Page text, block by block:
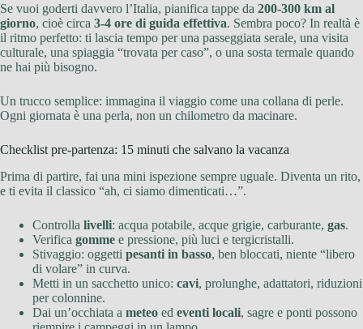
Se vuoi goderti davvero l’Italia, pianifica tappe da 200-300 km al
giorno, cioè circa 3-4 ore di guida effettiva. Sembra poco? In realtà è
il ritmo perfetto: ti lascia tempo per una passeggiata serale, una visita
culturale, una spiaggia “trovata per caso”, o una sosta termale quando
ne hai più bisogno.
Un trucco semplice: immagina il viaggio come una collana di perle.
Ogni giornata è una perla, non un chilometro da macinare.
Checklist pre-partenza: 15 minuti che salvano la vacanza
Prima di partire, fai una mini ispezione sempre uguale. Diventa un rito,
e ti evita il classico “ah, ci siamo dimenticati…”.
Controlla livelli: acqua potabile, acque grigie, carburante, gas.
Verifica gomme e pressione, più luci e tergicristalli.
Stivaggio: oggetti pesanti in basso, ben bloccati, niente “libero
di volare” in curva.
Metti in un sacchetto unico: cavi, prolunghe, adattatori, riduzioni
per colonnine.
Dai un’occhiata a meteo ed eventi locali, sagre e ponti possono